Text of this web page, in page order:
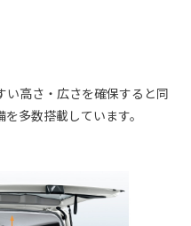
高さ・広さを確保すると同
多数搭載しています。